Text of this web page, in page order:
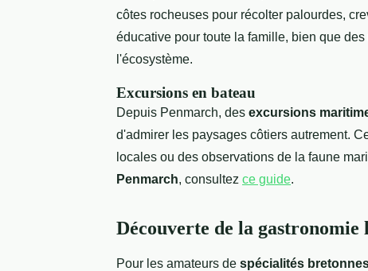
côtes rocheuses pour récolter palourdes,
éducative pour toute la famille, bien que
l'écosystème.
Excursions en bateau
Depuis Penmarch, des excursions
d'admirer les paysages côtiers autrement.
locales ou des observations de la faune
Penmarch, consultez ce guide.
Découverte de la gastronomie
Pour les amateurs de spécialités